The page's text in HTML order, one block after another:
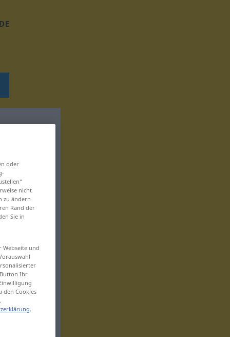
DE
oder
nicht
zu ändern
Rand der
Sie in
und
Ihr
den Cookies
.